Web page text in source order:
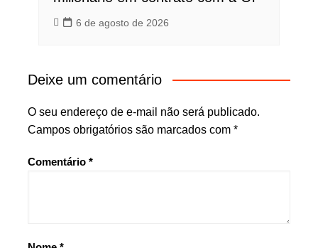
6 de agosto de 2026
Deixe um comentário
O seu endereço de e-mail não será publicado.
Campos obrigatórios são marcados com *
Comentário *